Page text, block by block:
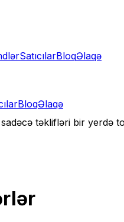
SatıcılarBloqƏlaqə
BloqƏlaqə
təklifləri bir yerdə